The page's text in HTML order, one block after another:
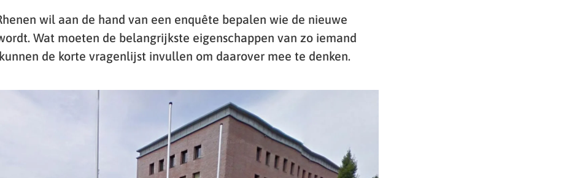
wil aan de hand van een enquête bepalen wie de nieuwe
Wat moeten de belangrijkste eigenschappen van zo iemand
de korte vragenlijst invullen om daarover mee te denken.